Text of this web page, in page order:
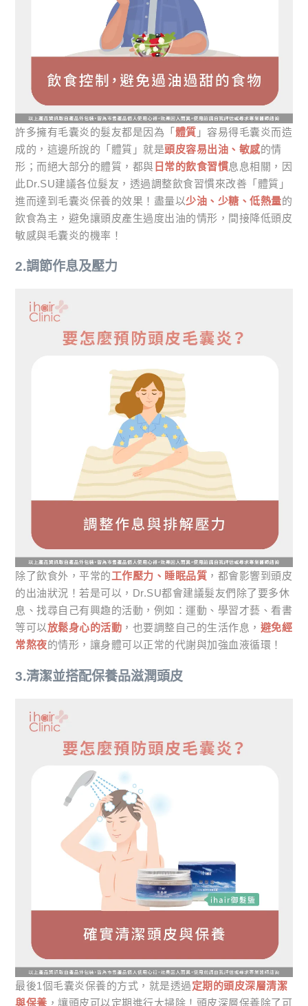
許多擁有毛囊炎的髮友都是因為「 體質 」容易得毛囊炎而造
成的，這邊所說的「體質」就是頭皮容易出油、敏感的情
形；而絕大部分的體質，都與 日常的飲食習慣息息相關，因
此Dr.SU建議各位髮友，透過調整飲食習慣來改善「體質」
進而達到毛囊炎保養的效果！盡量以少油、少糖、低熱量的
飲食為主，避免讓頭皮產生過度出油的情形，間接降低頭皮
敏感與毛囊炎的機率！
2.調節作息及壓力
除了飲食外，平常的工作壓力、睡眠品質 ，都會影響到頭皮
的出油狀況！若是可以，Dr.SU都會建議髮友們除了要多休
息、找尋自己有興趣的活動，例如：運動、學習才藝、看書
等可以放鬆身心的活動 ，也要調整自己的生活作息， 避免經
常熬夜的情形，讓身體可以正常的代謝與加強血液循環！
3.清潔並搭配保養品滋潤頭皮
最後1個毛囊炎保養的方式，就是透過定期的頭皮深層清潔
與保養 ，讓頭皮可以定期進行大掃除！頭皮深層保養除了可